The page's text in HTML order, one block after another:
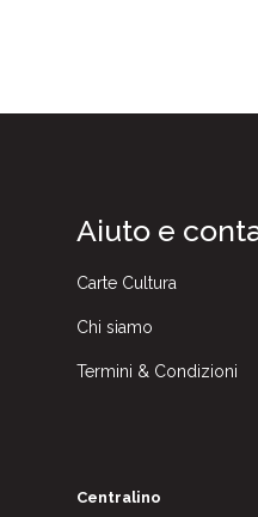
Aiuto e
Carte Cultura
Chi siamo
Termini & Condizioni
Centralino